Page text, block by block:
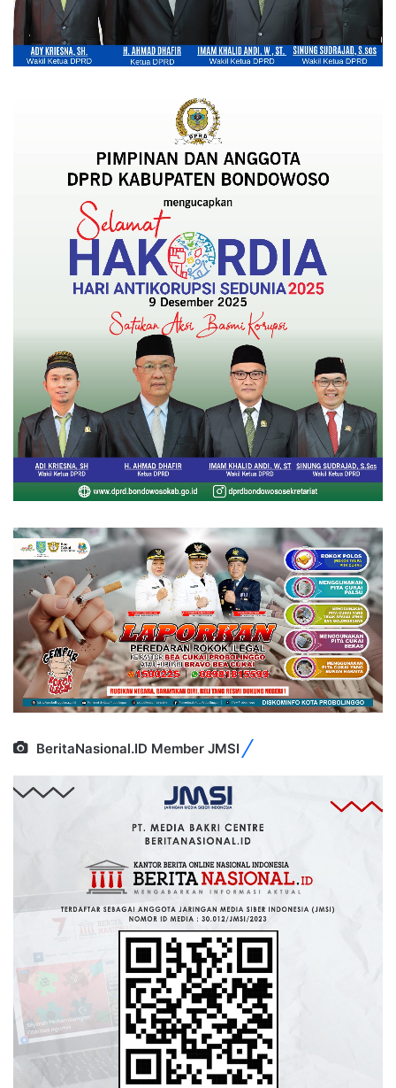
BeritaNasional.ID Member JMSI